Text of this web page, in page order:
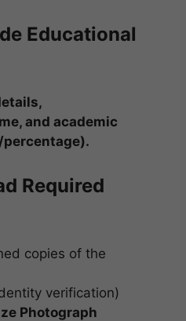
Educational
and academic
Required
copies of the
verification)
Photograph